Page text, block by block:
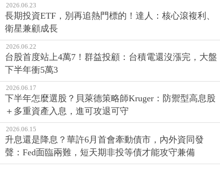
2026.06.23
長期投資ETF，別再追熱門標的！達人：核心滾複利、
衛星兼顧成長
2026.06.22
台股首度站上4萬7！群益投顧：台積電還沒漲完，大盤
下半年衝5萬3
2026.06.17
下半年怎麼選股？貝萊德策略師Kruger：防禦型高息股
＋多重資產入息，進可攻退可守
2026.06.15
升息還是降息？華許6月首會牽動債市，內外資同發
聲：Fed面臨兩難，短天期非投等債才能攻守兼備